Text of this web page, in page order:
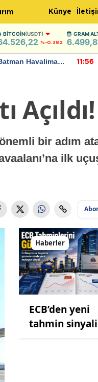
Künye
BITCOIN(USDT)
%-0.382
GRAM
Havalimanı
11:56
Açıldı!
bir adım
ilk
Haberler
ECB’den yeni
tahmin sinyali